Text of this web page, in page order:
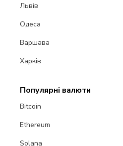
Львів
Одеса
Варшава
Харків
Популярні валюти
Bitcoin
Ethereum
Solana